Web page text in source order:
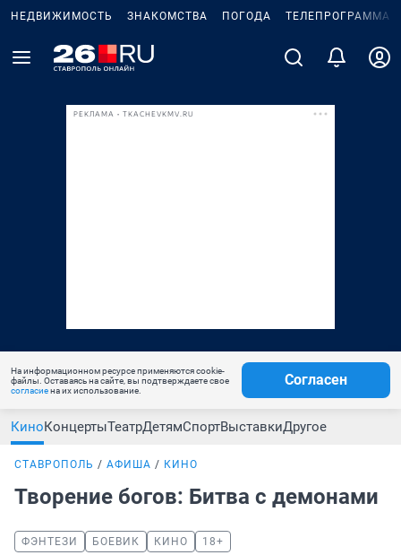
НЕДВИЖИМОСТЬ ЗНАКОМСТВА ПОГОДА ТЕЛЕПРОГРАММА
РЕКЛАМА • TKACHEVKMV.RU
На информационном ресурсе применяются cookie-
файлы. Оставаясь на сайте, вы подтверждаете свое
согласиена их использование.
Согласен
КиноКонцертыТеатрДетямСпортВыставкиДругое
СТАВРОПОЛЬ АФИША КИНО
Творение богов: Битва с демонами
ФЭНТЕЗИ БОЕВИК КИНО 18+